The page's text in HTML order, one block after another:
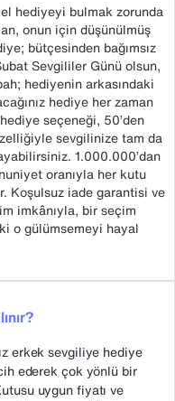
hediyeyi bulmak zorunda
onun için düşünülmüş
bütçesinden bağımsız
Sevgililer Günü olsun,
hediyenin arkasındaki
hediye her zaman
seçeneği, 50’den
sevgilinize tam da
1.000.000’dan
oranıyla her kutu
Koşulsuz iade garantisi ve
imkânıyla, bir seçim
o gülümsemeyi hayal
erkek sevgiliye hediye
ederek çok yönlü bir
uygun fiyatı ve